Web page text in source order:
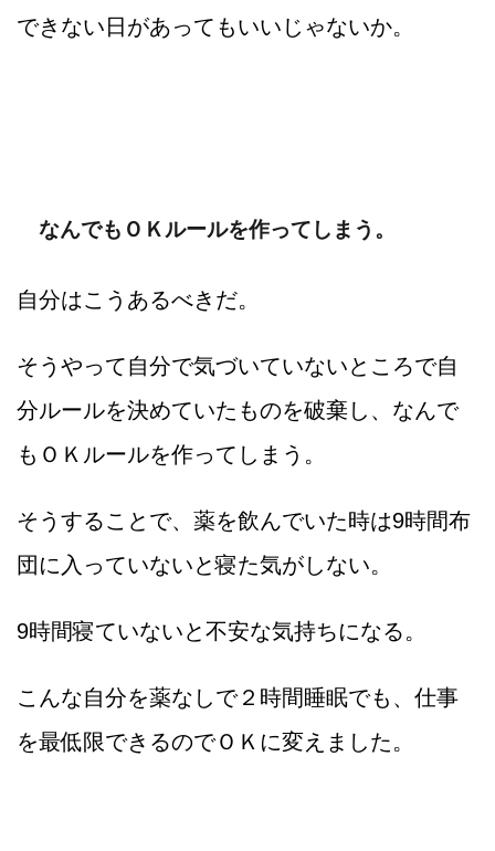
できない日があってもいいじゃないか。
なんでもＯＫルールを作ってしまう。
自分はこうあるべきだ。
そうやって自分で気づいていないところで自
分ルールを決めていたものを破棄し、なんで
もＯＫルールを作ってしまう。
そうすることで、薬を飲んでいた時は9時間布
団に入っていないと寝た気がしない。
9時間寝ていないと不安な気持ちになる。
こんな自分を薬なしで２時間睡眠でも、仕事
を最低限できるのでＯＫに変えました。